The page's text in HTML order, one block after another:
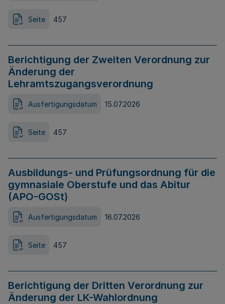
Seite 457
Berichtigung der Zweiten Verordnung zur
Änderung der
Lehramtszugangsverordnung
Ausfertigungsdatum 15.07.2026
Seite 457
Ausbildungs- und Prüfungsordnung für die
gymnasiale Oberstufe und das Abitur
(APO-GOSt)
Ausfertigungsdatum 16.07.2026
Seite 457
Berichtigung der Dritten Verordnung zur
Änderung der LK-Wahlordnung